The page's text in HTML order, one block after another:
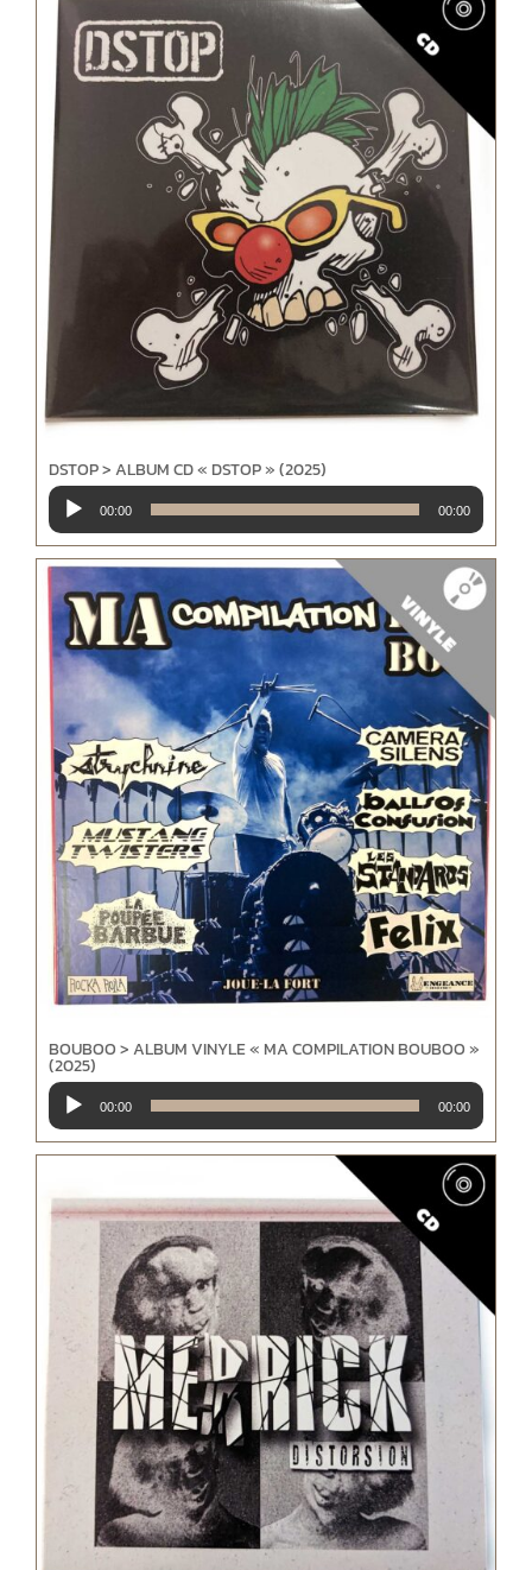
DSTOP > ALBUM CD « DSTOP » (2025)
Lecteur
audio
00:00 00:00
BOUBOO > ALBUM VINYLE « MA COMPILATION BOUBOO »
(2025)
Lecteur
audio
00:00 00:00